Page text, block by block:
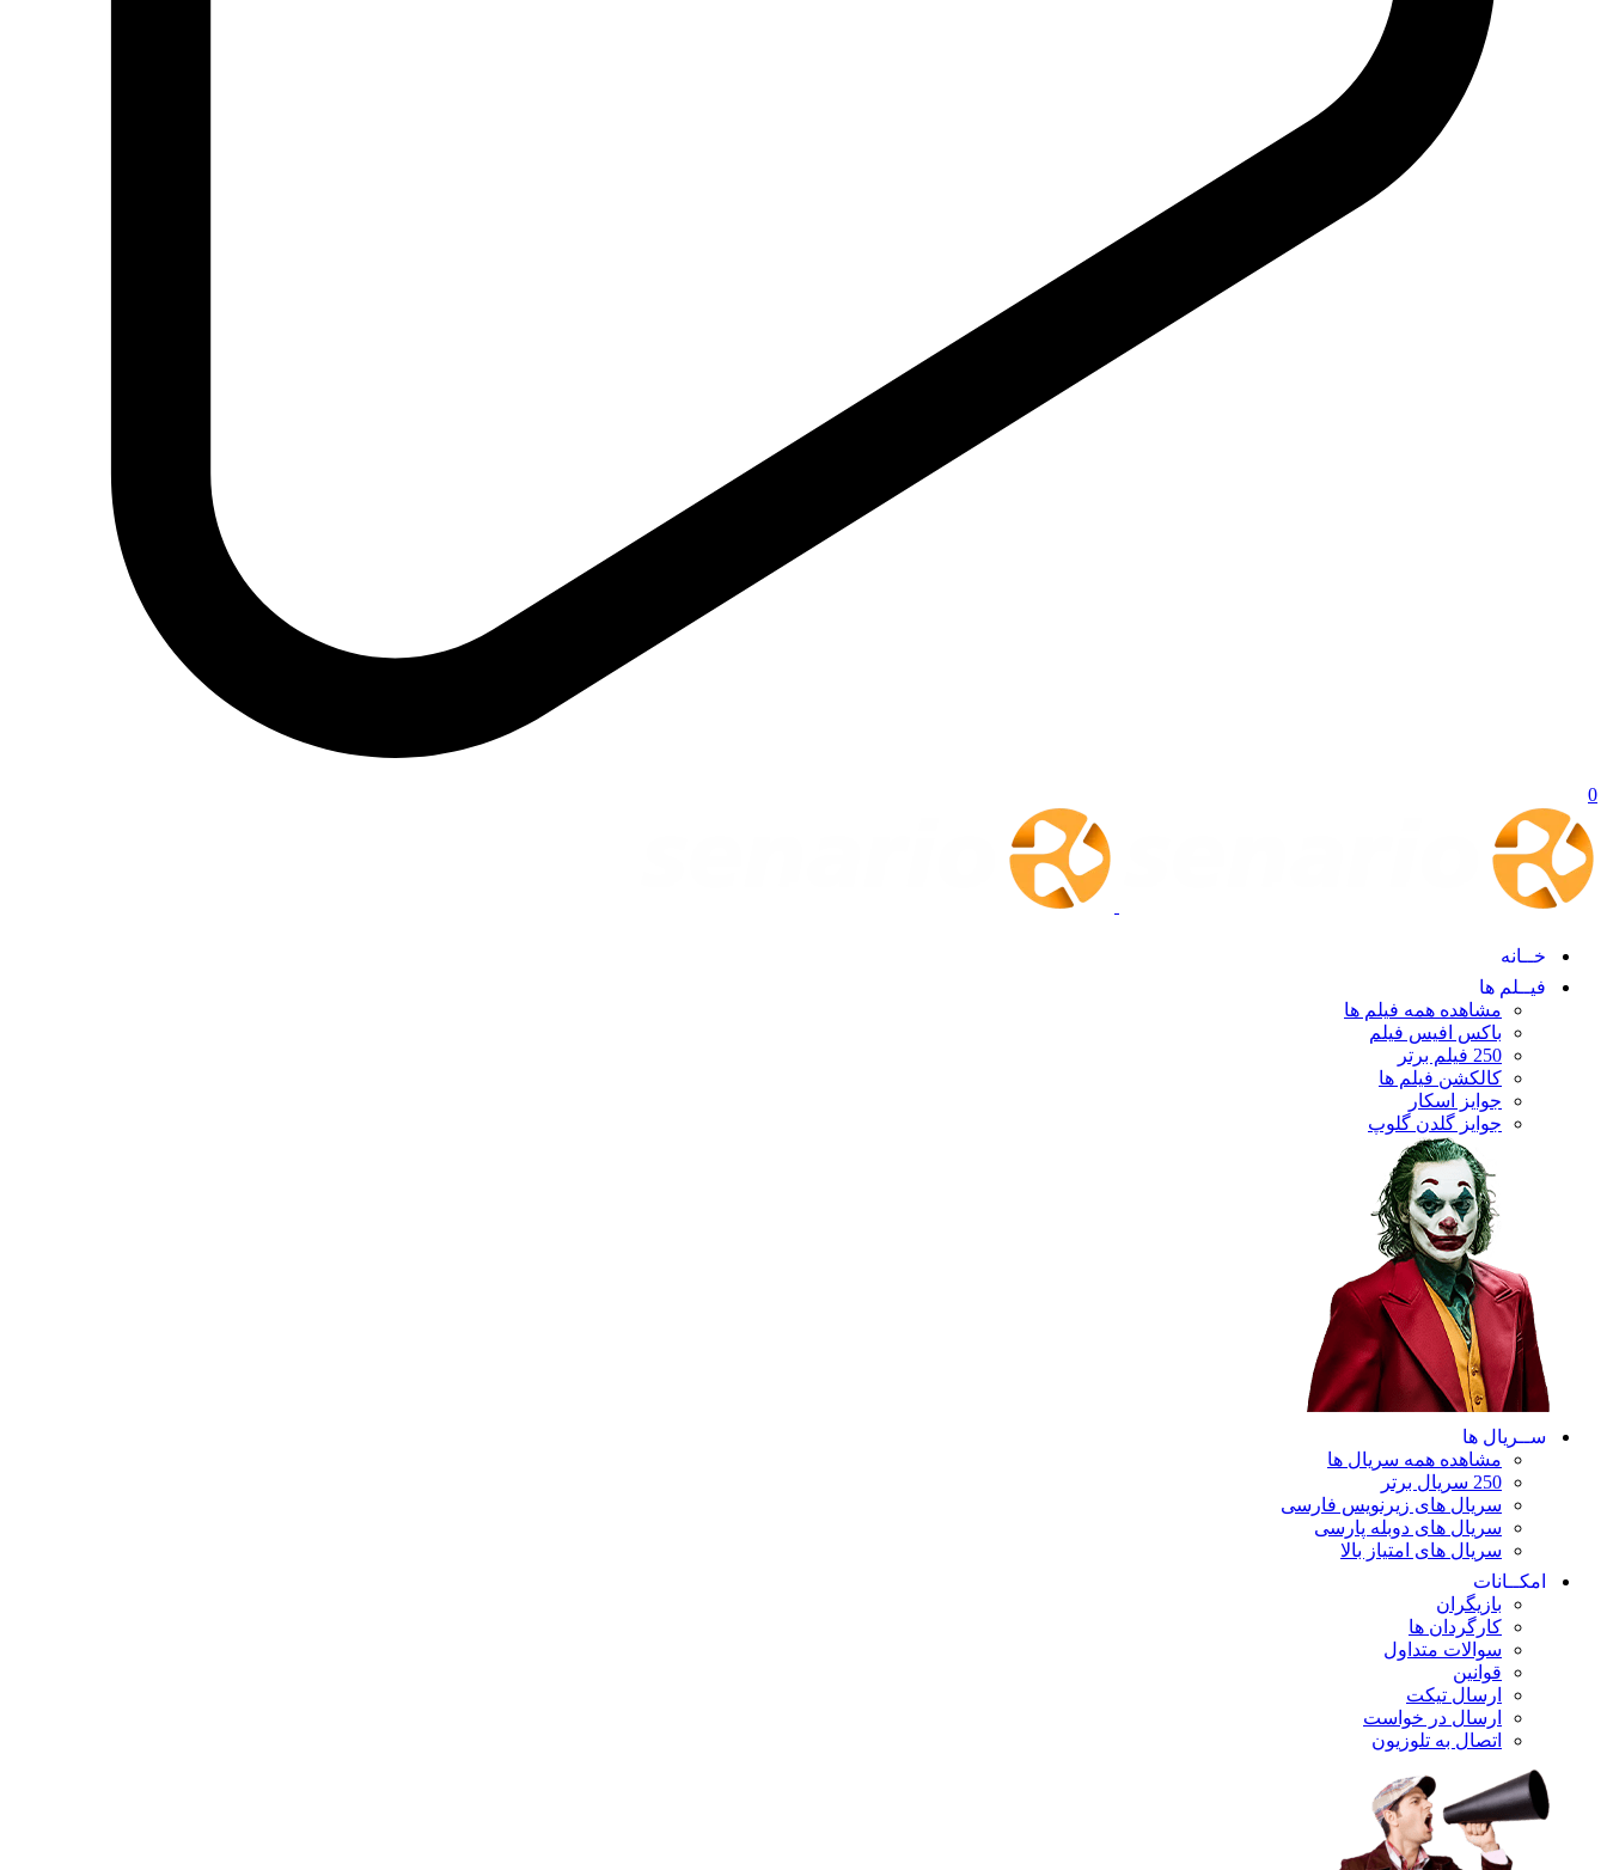
0
خــانه
فیــلم ها
مشاهده همه فیلم ها
باکس افیس فیلم
250 فیلم برتر
کالکشن فیلم ها
جوایز اسکار
جوایز گلدن گلوپ
ســریال ها
مشاهده همه سریال ها
250 سریال برتر
سریال های زیرنویس فارسی
سریال های دوبله پارسی
سریال های امتیاز بالا
امکــانات
بازیگران
کارگردان ها
سوالات متداول
قوانین
ارسال تیکت
ارسال در خواست
اتصال به تلوزیون